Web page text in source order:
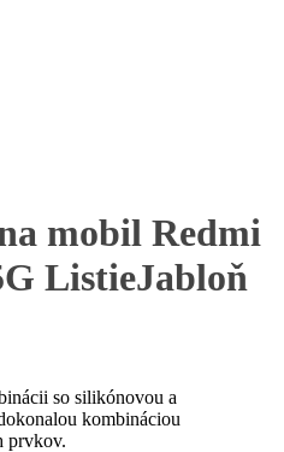
mobil Redmi
ListieJabloň
so silikónovou a
kombináciou
prvkov.